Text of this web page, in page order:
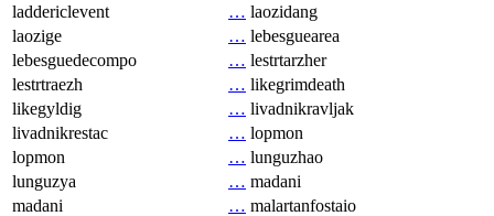
laddericlevent
… laozidang
laozige
… lebesguearea
lebesguedecompo
… lestrtarzher
lestrtraezh
… likegrimdeath
likegyldig
… livadnikravljak
livadnikrestac
… lopmon
lopmon
… lunguzhao
lunguzya
… madani
madani
… malartanfostaio